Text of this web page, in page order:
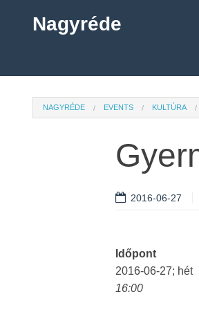
Nagyréde
NAGYRÉDE EVENTS KULTÚRA
2016-06-27
Időpont
2016-06-27; hét
16:00